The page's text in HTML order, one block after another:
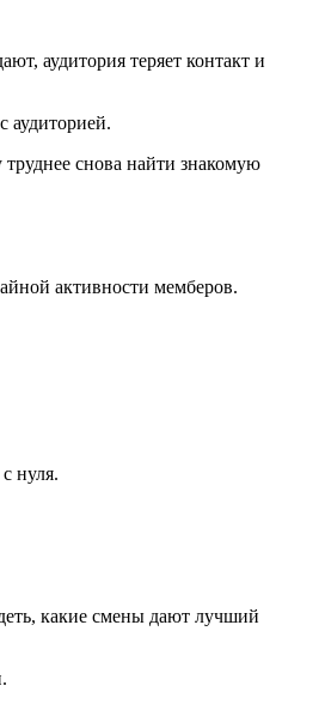
аудитория теряет контакт и
аудиторией.
снова найти знакомую
активности мемберов.
нуля.
какие смены дают лучший